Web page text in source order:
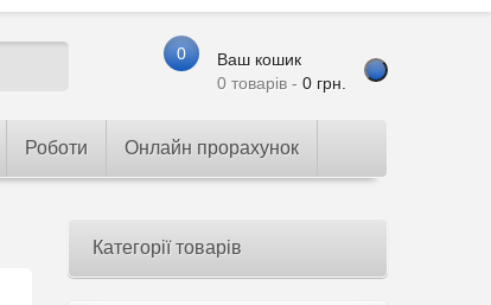
0
Ваш кошик
0 товарів - 0 грн.
Роботи Онлайн прорахунок
Категорії товарів